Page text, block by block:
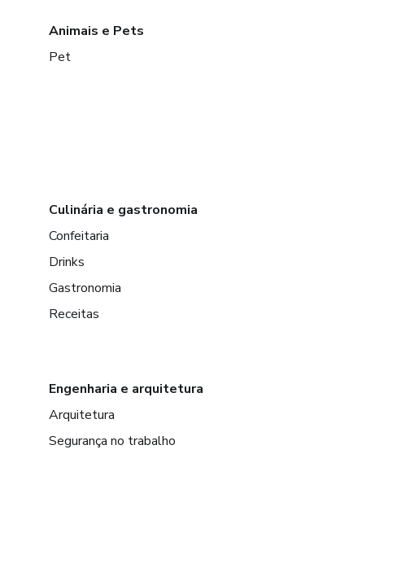
Animais e Pets
Pet
Culinária e gastronomia
Confeitaria
Drinks
Gastronomia
Receitas
Engenharia e arquitetura
Arquitetura
Segurança no trabalho